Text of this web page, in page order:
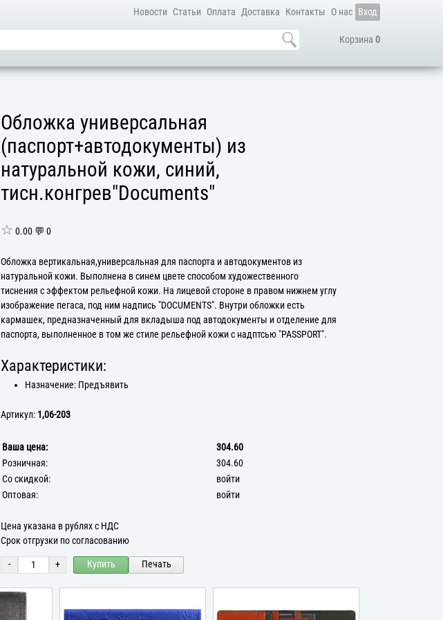
Новости Статьи Оплата Доставка Контакты О нас Вход
Корзина 0
Обложка универсальная
(паспорт+автодокументы) из
натуральной кожи, синий,
тисн.конгрев"Documents"
☆ 0.00 💬 0
Обложка вертикальная,универсальная для паспорта и автодокументов из
натуральной кожи. Выполнена в синем цвете способом художественного
тиснения с эффектом рельефной кожи. На лицевой стороне в правом нижнем углу
изображение пегаса, под ним надпись "DOCUMENTS". Внутри обложки есть
кармашек, предназначенный для вкладыша под автодокументы и отделение для
паспорта, выполненное в том же стиле рельефной кожи с надптсью "PASSPORT".
Характеристики:
Назначение: Предъявить
Артикул: 1,06-203
Ваша цена:
304.60
Розничная:
304.60
Со скидкой:
войти
Оптовая:
войти
Цена указана в рублях с НДС
Срок отгрузки по согласованию
- + Купить Печать